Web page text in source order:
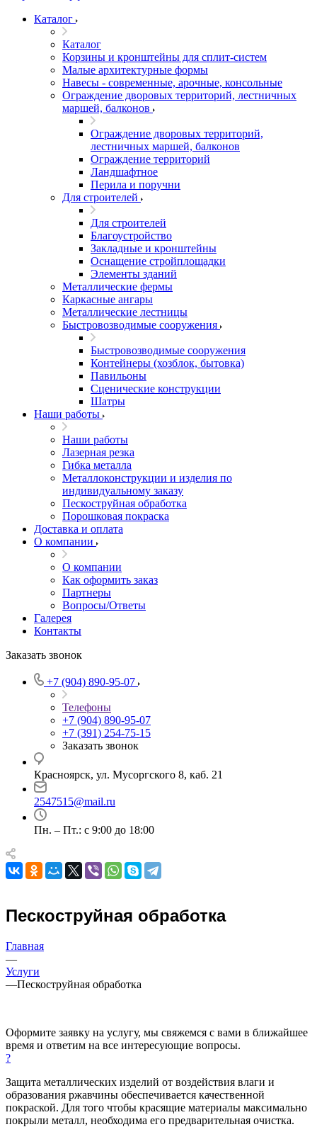
Каталог
Каталог
Корзины и кронштейны для сплит-систем
Малые архитектурные формы
Навесы - современные, арочные, консольные
Ограждение дворовых территорий, лестничных
маршей, балконов
Ограждение дворовых территорий,
лестничных маршей, балконов
Ограждение территорий
Ландшафтное
Перила и поручни
Для строителей
Для строителей
Благоустройство
Закладные и кронштейны
Оснащение стройплощадки
Элементы зданий
Металлические фермы
Каркасные ангары
Металлические лестницы
Быстровозводимые сооружения
Быстровозводимые сооружения
Контейнеры (хозблок, бытовка)
Павильоны
Сценические конструкции
Шатры
Наши работы
Наши работы
Лазерная резка
Гибка металла
Металлоконструкции и изделия по
индивидуальному заказу
Пескоструйная обработка
Порошковая покраска
Доставка и оплата
О компании
О компании
Как оформить заказ
Партнеры
Вопросы/Ответы
Галерея
Контакты
Заказать звонок
+7 (904) 890-95-07
Телефоны
+7 (904) 890-95-07
+7 (391) 254-75-15
Заказать звонок
Красноярск, ул. Мусоргского 8, каб. 21
2547515@mail.ru
Пн. – Пт.: с 9:00 до 18:00
Пескоструйная обработка
Главная
—
Услуги
—Пескоструйная обработка
Оформите заявку на услугу, мы свяжемся с вами в ближайшее
время и ответим на все интересующие вопросы.
?
Защита металлических изделий от воздействия влаги и
образования ржавчины обеспечивается качественной
покраской. Для того чтобы красящие материалы максимально
покрыли металл, необходима его предварительная очистка.